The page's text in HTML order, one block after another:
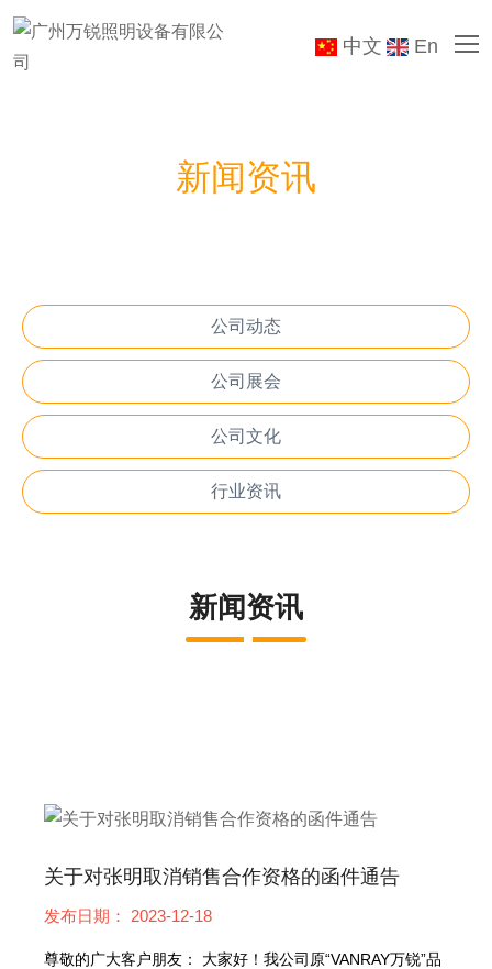
中文 En
新闻资讯
公司动态
公司展会
公司文化
行业资讯
新闻资讯
关于对张明取消销售合作资格的函件通告
发布日期： 2023-12-18
尊敬的广大客户朋友： 大家好！我公司原“VANRAY万锐”品